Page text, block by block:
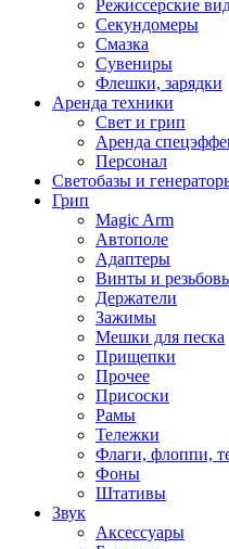
Режиссерские
Секундомеры
Смазка
Сувениры
Флешки, зарядки
Аренда техники
Свет и грип
Аренда
Персонал
Светобазы и
Грип
Magic Arm
Автополе
Адаптеры
Винты и
Держатели
Зажимы
Мешки для песка
Прищепки
Прочее
Присоски
Рамы
Тележки
Флаги, флоппи,
Фоны
Штативы
Звук
Аксессуары